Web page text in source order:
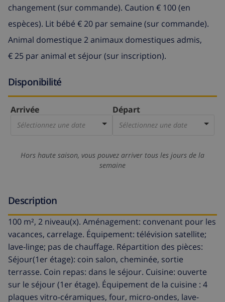
changement (sur commande). Caution € 100 (en
espèces). Lit bébé € 20 par semaine (sur commande).
Animal domestique 2 animaux domestiques admis,
€ 25 par animal et séjour (sur inscription).
Disponibilité
Arrivée
Sélectionnez une date
Départ
Sélectionnez une date
Hors haute saison, vous pouvez arriver tous les jours de la
semaine
Description
100 m², 2 niveau(x). Aménagement: convenant pour les
vacances, carrelage. Équipement: télévision satellite;
lave-linge; pas de chauffage. Répartition des pièces:
Séjour(1er étage): coin salon, cheminée, sortie
terrasse. Coin repas: dans le séjour. Cuisine: ouverte
sur le séjour (1er étage). Équipement de la cuisine : 4
plaques vitro-céramiques, four, micro-ondes, lave-